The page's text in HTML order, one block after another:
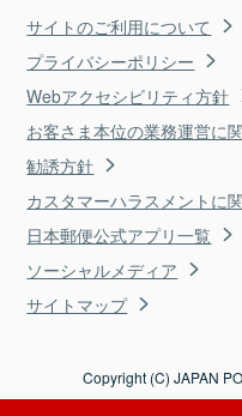
サイトのご利用について
プライバシーポリシー
Webアクセシビリティ方針
お客さま本位の業務運営に
勧誘方針
カスタマーハラスメントに
日本郵便公式アプリ一覧
ソーシャルメディア
サイトマップ
Copyright (C) JAPAN